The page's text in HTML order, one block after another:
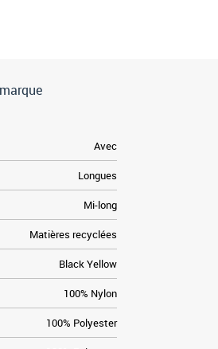
Avec
Longues
Mi-long
Matières recyclées
Black Yellow
100% Nylon
100% Polyester